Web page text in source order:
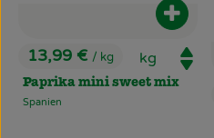
, Preis:
13,99 € / kg
Paprika mini sweet mix
, Herkunft:
Spanien